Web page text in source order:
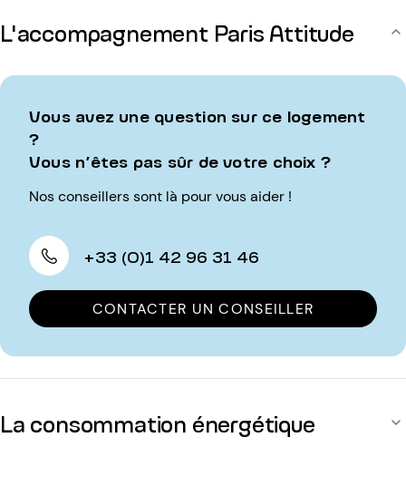
L'accompagnement Paris Attitude
Vous avez une question sur ce logement
?
Vous n’êtes pas sûr de votre choix ?
Nos conseillers sont là pour vous aider !
+33 (0)1 42 96 31 46
CONTACTER UN CONSEILLER
La consommation énergétique